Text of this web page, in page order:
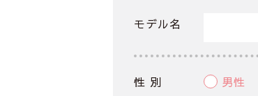
モデル名
性 別 男性